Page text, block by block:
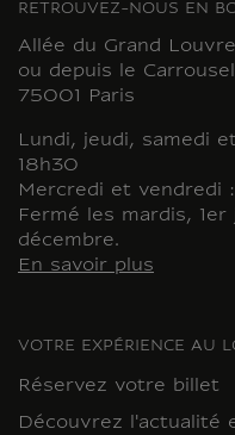
RETROUVEZ-NOUS EN
Allée du Grand
ou depuis le
75001 Paris
Lundi, jeudi, samedi
18h30
Mercredi et vendredi
Fermé les mardis,
décembre.
En savoir plus
VOTRE EXPÉRIENCE AU
Réservez votre billet
Découvrez l'actualité